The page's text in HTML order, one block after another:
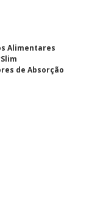
Alimentares
de Absorção